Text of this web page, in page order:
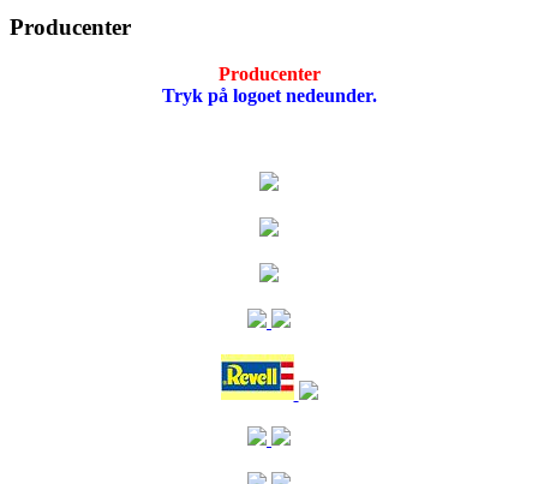
Producenter
Producenter
Tryk på logoet nedeunder.